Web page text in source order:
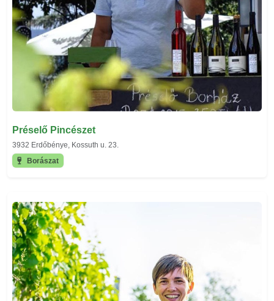
Préselő Pincészet
3932 Erdőbénye, Kossuth u. 23.
Borászat